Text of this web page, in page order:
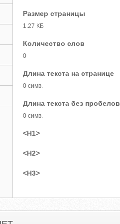
Размер страницы
1.27 КБ
Количество слов
0
Длина текста на странице
0 симв.
Длина текста без пробелов
0 симв.
<H1>
<H2>
<H3>